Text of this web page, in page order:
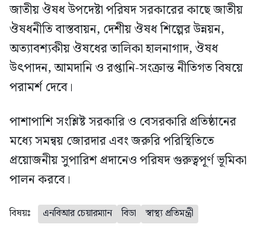
জাতীয় ঔষধ উপদেষ্টা পরিষদ সরকারের কাছে জাতীয়
ঔষধনীতি বাস্তবায়ন, দেশীয় ঔষধ শিল্পের উন্নয়ন,
অত্যাবশ্যকীয় ঔষধের তালিকা হালনাগাদ, ঔষধ
উৎপাদন, আমদানি ও রপ্তানি-সংক্রান্ত নীতিগত বিষয়ে
পরামর্শ দেবে।
পাশাপাশি সংশ্লিষ্ট সরকারি ও বেসরকারি প্রতিষ্ঠানের
মধ্যে সমন্বয় জোরদার এবং জরুরি পরিস্থিতিতে
প্রয়োজনীয় সুপারিশ প্রদানেও পরিষদ গুরুত্বপূর্ণ ভূমিকা
পালন করবে।
বিষয়ঃ এনবিআর চেয়ারম্যান বিডা স্বাস্থ্য প্রতিমন্ত্রী